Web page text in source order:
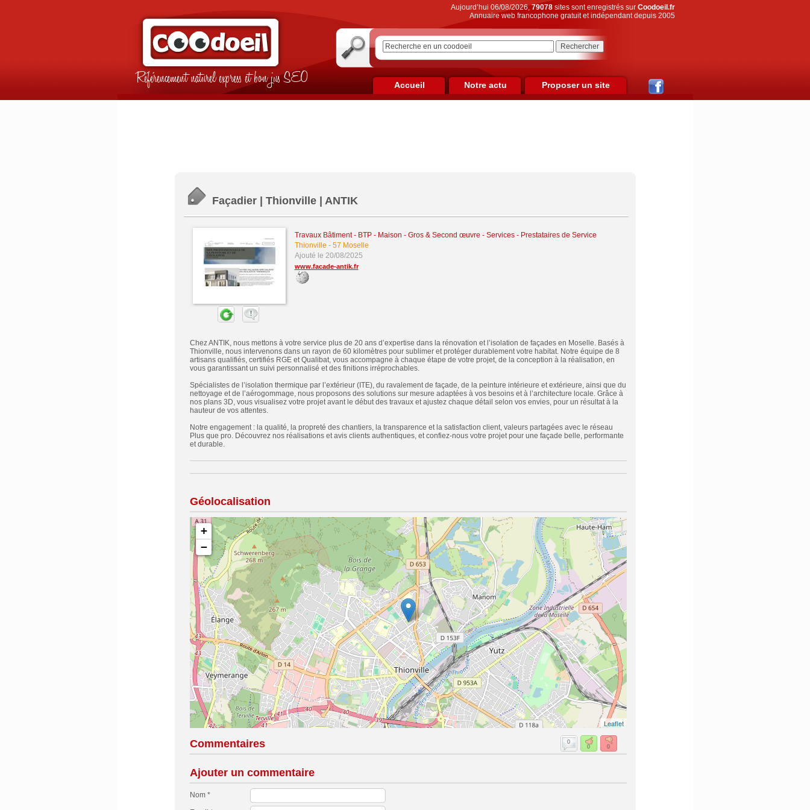
Référencement naturel express et bon jus SEO
Aujourd’hui 06/08/2026,79078sites sont enregistrés sur Coodoeil.fr
Annuaire web francophone gratuit et indépendant depuis 2005
Accueil Notre actu Proposer un site
Façadier | Thionville | ANTIK
Travaux Bâtiment - BTP - Maison - Gros & Second œuvre - Services - Prestataires de Service
Thionville - 57 Moselle
Ajouté le 20/08/2025
www.facade-antik.fr
Chez ANTIK, nous mettons à votre service plus de 20 ans d’expertise dans la rénovation et l’isolation de façades en Moselle. Basés à
Thionville, nous intervenons dans un rayon de 60 kilomètres pour sublimer et protéger durablement votre habitat. Notre équipe de 8
artisans qualifiés, certifiés RGE et Qualibat, vous accompagne à chaque étape de votre projet, de la conception à la réalisation, en
vous garantissant un suivi personnalisé et des finitions irréprochables.
Spécialistes de l’isolation thermique par l’extérieur (ITE), du ravalement de façade, de la peinture intérieure et extérieure, ainsi que du
nettoyage et de l’aérogommage, nous proposons des solutions sur mesure adaptées à vos besoins et à l’architecture locale. Grâce à
nos plans 3D, vous visualisez votre projet avant le début des travaux et ajustez chaque détail selon vos envies, pour un résultat à la
hauteur de vos attentes.
Notre engagement : la qualité, la propreté des chantiers, la transparence et la satisfaction client, valeurs partagées avec le réseau
Plus que pro. Découvrez nos réalisations et avis clients authentiques, et confiez-nous votre projet pour une façade belle, performante
et durable.
Géolocalisation
+
−
Leaflet
Commentaires
0
0
0
Ajouter un commentaire
Nom *